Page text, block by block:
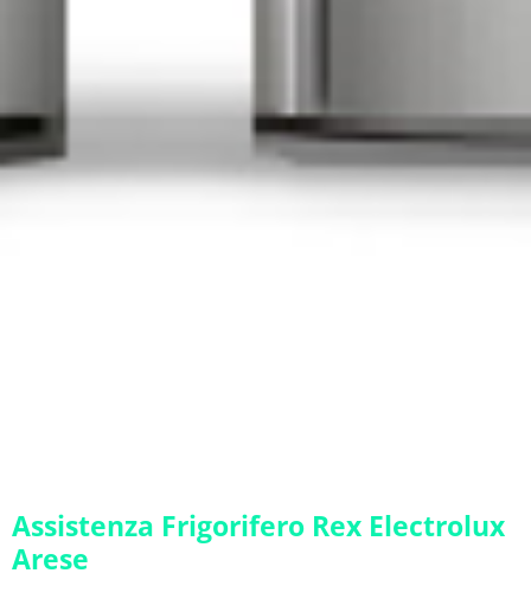
Assistenza Frigorifero Rex Electrolux
Arese